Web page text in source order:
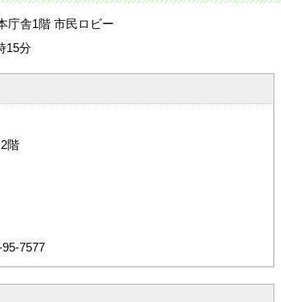
庁舎1階 市民ロビー
15分
階
7577